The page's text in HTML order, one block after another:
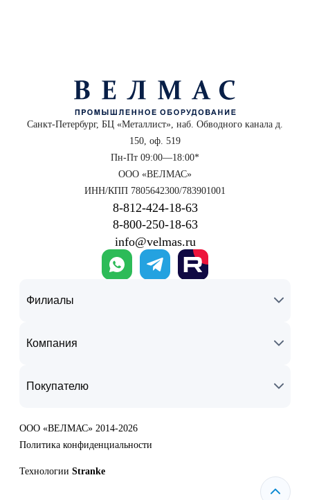
Санкт-Петербург, БЦ «Металлист», наб. Обводного канала д.
150, оф. 519
Пн-Пт 09:00—18:00*
ООО «ВЕЛМАС»
ИНН/КПП 7805642300/783901001
8‑812‑424‑18‑63
8‑800‑250‑18‑63
info@velmas.ru
Филиалы
Компания
Покупателю
ООО «ВЕЛМАС» 2014-2026
Политика конфиденциальности
Технологии Stranke